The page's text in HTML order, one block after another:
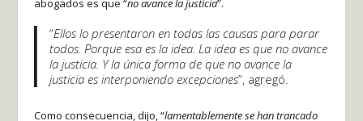
“Ellos lo presentaron en todas las causas para parar
todos. Porque esa es la idea. La idea es que no avance
la justicia. Y la única forma de que no avance la
justicia es interponiendo excepciones”, agregó.
Como consecuencia, dijo, “lamentablemente se han trancado